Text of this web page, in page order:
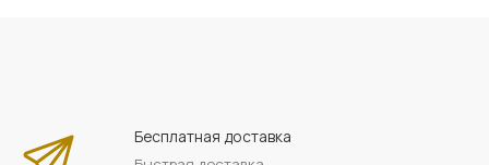
Бесплатная доставка